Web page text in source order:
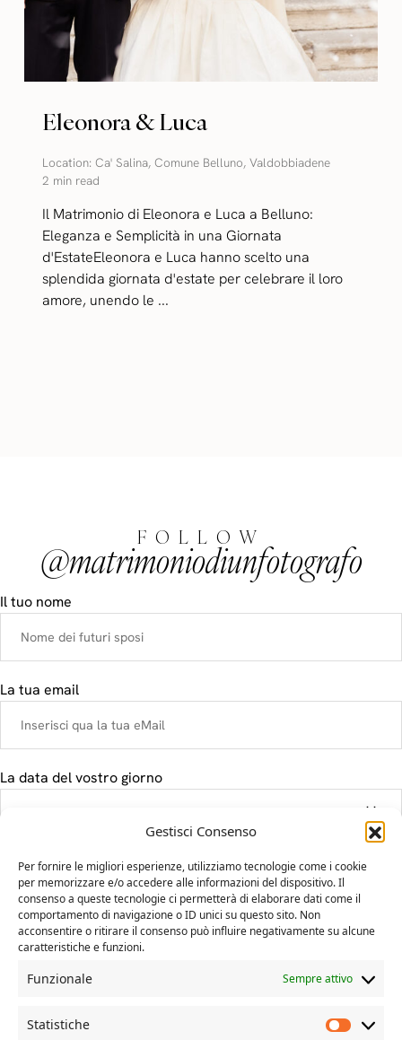
Gestisci Consenso
Per fornire le migliori esperienze, utilizziamo tecnologie come i cookie
per memorizzare e/o accedere alle informazioni del dispositivo. Il
consenso a queste tecnologie ci permetterà di elaborare dati come il
comportamento di navigazione o ID unici su questo sito. Non
acconsentire o ritirare il consenso può influire negativamente su alcune
caratteristiche e funzioni.
Funzionale Sempre attivo
Statistiche
Eleonora & Luca
Location:Ca' Salina,Comune Belluno,Valdobbiadene
2 min read
Il Matrimonio di Eleonora e Luca a Belluno:
Eleganza e Semplicità in una Giornata
d'EstateEleonora e Luca hanno scelto una
splendida giornata d'estate per celebrare il loro
amore, unendo le ...
FOLLOW
@matrimoniodiunfotografo
Il tuo nome
La tua email
La data del vostro giorno
Il tuo messaggio